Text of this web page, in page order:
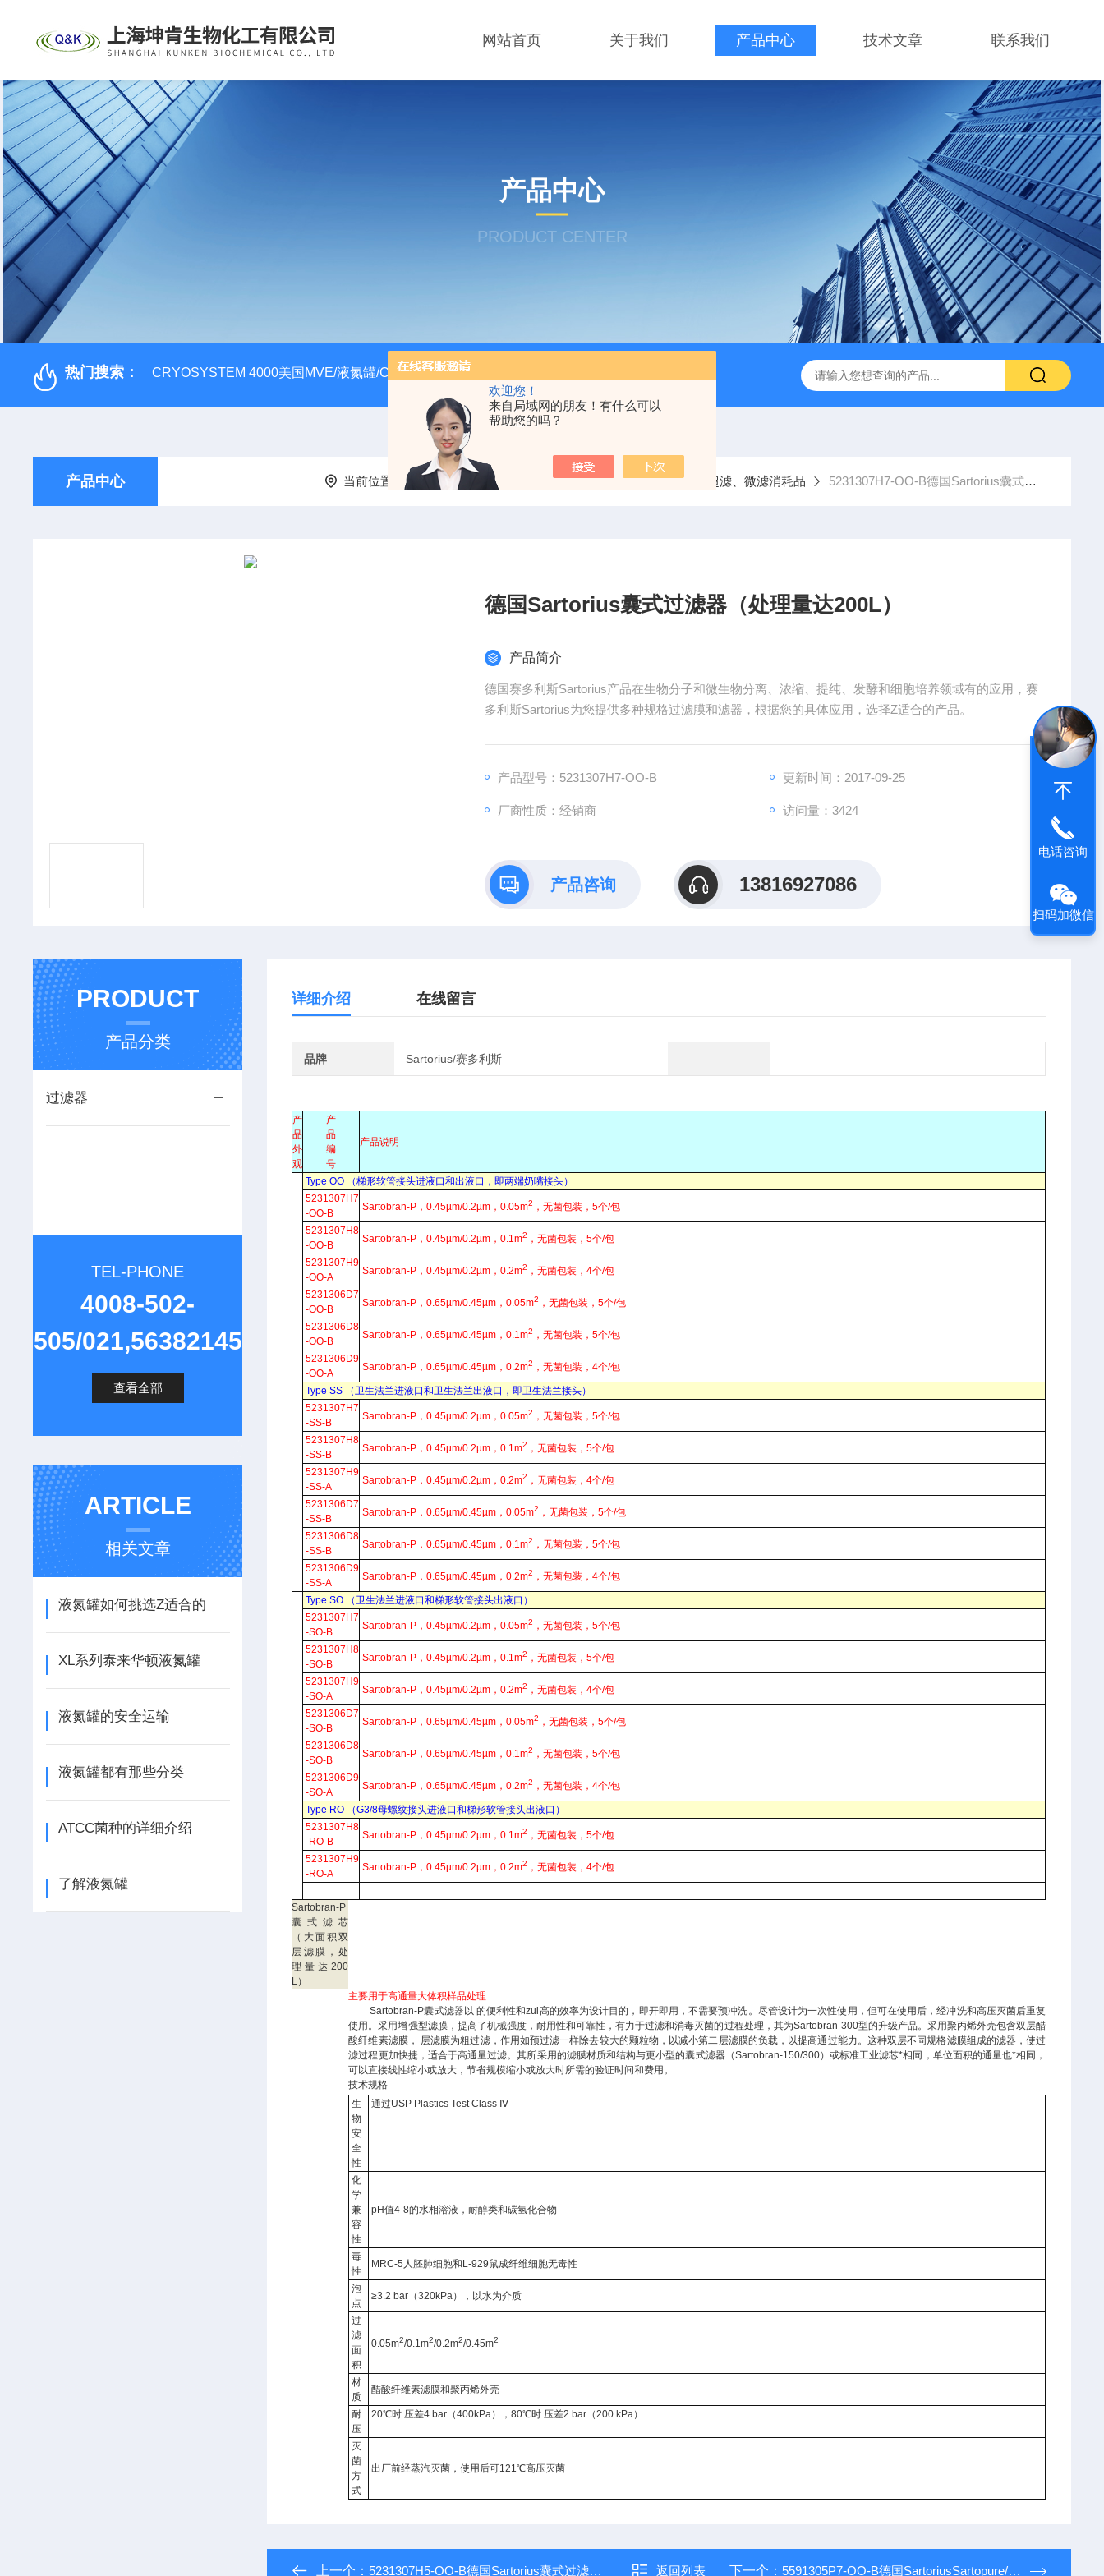
欢迎您！
来自局域网的朋友！有什么可以
帮助您的吗？
网站首页 关于我们 产品中心 技术文章 联系我们
产品中心
PRODUCT CENTER
热门搜索： CRYOSYSTEM 4000美国MVE/液氮罐/CRYOSYSTEM 4000 美国Corning 384孔细胞培养板 安捷伦Agilent色谱柱清单1 产品价格
产品中心 当前位置： 首页 产品中心 过滤器 德国赛多利斯Sartorius超滤、微滤消耗品 5231307H7-OO-B德国Sartorius囊式过滤器（处理量达200L）
德国Sartorius囊式过滤器（处理量达200L）
产品简介
德国赛多利斯Sartorius产品在生物分子和微生物分离、浓缩、提纯、发酵和细胞培养领域有的应用，赛
多利斯Sartorius为您提供多种规格过滤膜和滤器，根据您的具体应用，选择Z适合的产品。
产品型号：5231307H7-OO-B 更新时间：2017-09-25
厂商性质：经销商 访问量：3424
产品咨询 13816927086
PRODUCT
产品分类
过滤器
TEL-PHONE
4008-502-
505/021,56382145
查看全部
ARTICLE
相关文章
液氮罐如何挑选Z适合的
XL系列泰来华顿液氮罐
液氮罐的安全运输
液氮罐都有那些分类
ATCC菌种的详细介绍
了解液氮罐
详细介绍 在线留言
品牌 Sartorius/赛多利斯
产
品
外
观
产
品
编
号
产品说明
Type OO （梯形软管接头进液口和出液口，即两端奶嘴接头）
5231307H7
-OO-B
Sartobran-P，0.45µm/0.2µm，0.05m2 ，无菌包装，5个/包
5231307H8
-OO-B
Sartobran-P，0.45µm/0.2µm，0.1m2 ，无菌包装，5个/包
5231307H9
-OO-A
Sartobran-P，0.45µm/0.2µm，0.2m2 ，无菌包装，4个/包
5231306D7
-OO-B
Sartobran-P，0.65µm/0.45µm，0.05m2 ，无菌包装，5个/包
5231306D8
-OO-B
Sartobran-P，0.65µm/0.45µm，0.1m2 ，无菌包装，5个/包
5231306D9
-OO-A
Sartobran-P，0.65µm/0.45µm，0.2m2 ，无菌包装，4个/包
Type SS （卫生法兰进液口和卫生法兰出液口，即卫生法兰接头）
5231307H7
-SS-B
Sartobran-P，0.45µm/0.2µm，0.05m2 ，无菌包装，5个/包
5231307H8
-SS-B
Sartobran-P，0.45µm/0.2µm，0.1m2 ，无菌包装，5个/包
5231307H9
-SS-A
Sartobran-P，0.45µm/0.2µm，0.2m2 ，无菌包装，4个/包
5231306D7
-SS-B
Sartobran-P，0.65µm/0.45µm，0.05m2 ，无菌包装，5个/包
5231306D8
-SS-B
Sartobran-P，0.65µm/0.45µm，0.1m2 ，无菌包装，5个/包
5231306D9
-SS-A
Sartobran-P，0.65µm/0.45µm，0.2m2 ，无菌包装，4个/包
Type SO （卫生法兰进液口和梯形软管接头出液口）
5231307H7
-SO-B
Sartobran-P，0.45µm/0.2µm，0.05m2 ，无菌包装，5个/包
5231307H8
-SO-B
Sartobran-P，0.45µm/0.2µm，0.1m2 ，无菌包装，5个/包
5231307H9
-SO-A
Sartobran-P，0.45µm/0.2µm，0.2m2 ，无菌包装，4个/包
5231306D7
-SO-B
Sartobran-P，0.65µm/0.45µm，0.05m2 ，无菌包装，5个/包
5231306D8
-SO-B
Sartobran-P，0.65µm/0.45µm，0.1m2 ，无菌包装，5个/包
5231306D9
-SO-A
Sartobran-P，0.65µm/0.45µm，0.2m2 ，无菌包装，4个/包
Type RO （G3/8母螺纹接头进液口和梯形软管接头出液口）
5231307H8
-RO-B
Sartobran-P，0.45µm/0.2µm，0.1m2 ，无菌包装，5个/包
5231307H9
-RO-A
Sartobran-P，0.45µm/0.2µm，0.2m2 ，无菌包装，4个/包
Sartobran-P
囊式滤芯
（大面积双
层滤膜，处
理量达200
L）
主要用于高通量大体积样品处理
Sartobran-P囊式滤器以 的便利性和zui高的效率为设计目的，即开即用，不需要预冲洗。尽管设计为一次性使用，但可在使用后，经冲洗和高压灭菌后重复
使用。采用增强型滤膜，提高了机械强度，耐用性和可靠性，有力于过滤和消毒灭菌的过程处理，其为Sartobran-300型的升级产品。采用聚丙烯外壳包含双层醋
酸纤维素滤膜， 层滤膜为粗过滤，作用如预过滤一样除去较大的颗粒物，以减小第二层滤膜的负载，以提高通过能力。这种双层不同规格滤膜组成的滤器，使过
滤过程更加快捷，适合于高通量过滤。其所采用的滤膜材质和结构与更小型的囊式滤器（Sartobran-150/300）或标准工业滤芯*相同，单位面积的通量也*相同，
可以直接线性缩小或放大，节省规模缩小或放大时所需的验证时间和费用。
技术规格
生
物
安
全
性
通过USP Plastics Test Class Ⅳ
化
学
兼
容
性
pH值4-8的水相溶液，耐醇类和碳氢化合物
毒
性
MRC-5人胚肺细胞和L-929鼠成纤维细胞无毒性
泡
点
≥3.2 bar（320kPa），以水为介质
过
滤
面
积
0.05m2/0.1m2/0.2m2/0.45m2
材
质
醋酸纤维素滤膜和聚丙烯外壳
耐
压
20℃时 压差4 bar（400kPa），80℃时 压差2 bar（200 kPa）
灭
菌
方
式
出厂前经蒸汽灭菌，使用后可121℃高压灭菌
上一个：5231307H5-OO-B德国Sartorius囊式过滤器（处理量0.1L-50L） 返回列表 下一个： 5591305P7-OO-B德国SartoriusSartopure/Sartoclean除颗粒过滤和预过滤用囊式滤器
电话咨询
扫码加微信